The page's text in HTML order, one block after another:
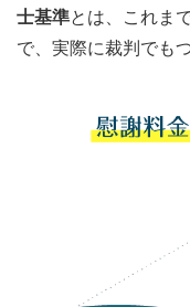
士基準とは、これま
で、実際に裁判でも